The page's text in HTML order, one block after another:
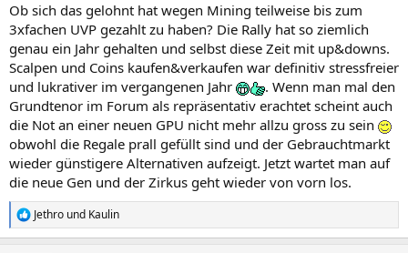
Ob sich das gelohnt hat wegen Mining teilweise bis zum
3xfachen UVP gezahlt zu haben? Die Rally hat so ziemlich
genau ein Jahr gehalten und selbst diese Zeit mit up&downs.
Scalpen und Coins kaufen&verkaufen war definitiv stressfreier
und lukrativer im vergangenen Jahr
. Wenn man mal den
Grundtenor im Forum als repräsentativ erachtet scheint auch
die Not an einer neuen GPU nicht mehr allzu gross zu sein
obwohl die Regale prall gefüllt sind und der Gebrauchtmarkt
wieder günstigere Alternativen aufzeigt. Jetzt wartet man auf
die neue Gen und der Zirkus geht wieder von vorn los.
R
e
Jethro und Kaulin